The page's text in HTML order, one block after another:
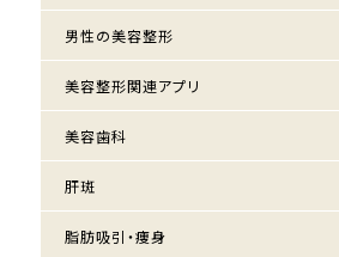
男性の美容整形
美容整形関連アプリ
美容歯科
肝斑
脂肪吸引・痩身